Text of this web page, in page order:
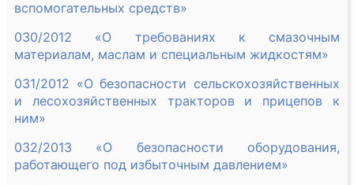
вспомогательных средств»
030/2012 «О требованиях к смазочным
материалам, маслам и специальным жидкостям»
031/2012 «О безопасности сельскохозяйственных
и лесохозяйственных тракторов и прицепов к
ним»
032/2013 «О безопасности оборудования,
работающего под избыточным давлением»